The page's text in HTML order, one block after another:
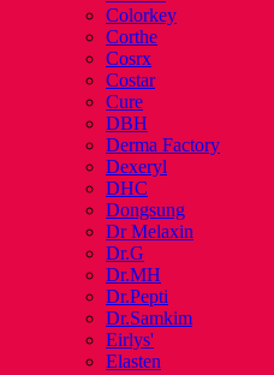
Colorkey
Corthe
Cosrx
Costar
Cure
DBH
Derma Factory
Dexeryl
DHC
Dongsung
Dr Melaxin
Dr.G
Dr.MH
Dr.Pepti
Dr.Samkim
Eirlys'
Elasten